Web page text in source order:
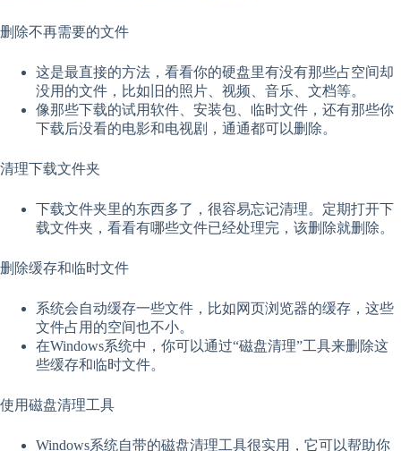
删除不再需要的文件
这是最直接的方法，看看你的硬盘里有没有那些占空间却
没用的文件，比如旧的照片、视频、音乐、文档等。
像那些下载的试用软件、安装包、临时文件，还有那些你
下载后没看的电影和电视剧，通通都可以删除。
清理下载文件夹
下载文件夹里的东西多了，很容易忘记清理。定期打开下
载文件夹，看看有哪些文件已经处理完，该删除就删除。
删除缓存和临时文件
系统会自动缓存一些文件，比如网页浏览器的缓存，这些
文件占用的空间也不小。
在Windows系统中，你可以通过“磁盘清理”工具来删除这
些缓存和临时文件。
使用磁盘清理工具
Windows系统自带的磁盘清理工具很实用，它可以帮助你